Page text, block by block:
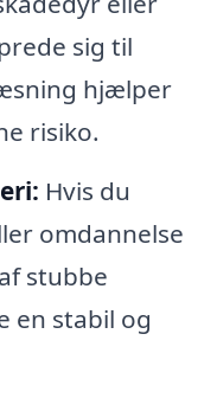
sig til
hjælper
risiko.
Hvis du
omdannelse
stubbe
en stabil og